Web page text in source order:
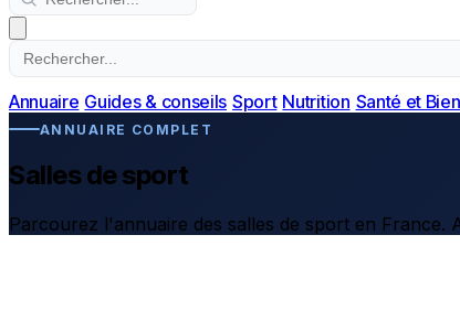
Annuaire Guides & conseils Sport Nutrition Santé et
ANNUAIRE COMPLET
Salles de sport
Parcourez l'annuaire des salles de sport en